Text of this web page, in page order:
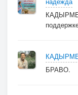
БРАВО.